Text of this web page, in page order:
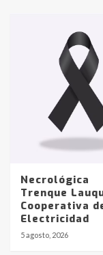
Necrológica
Trenque
Cooperativa
Electricidad
5 agosto, 2026
en
Los
La
La